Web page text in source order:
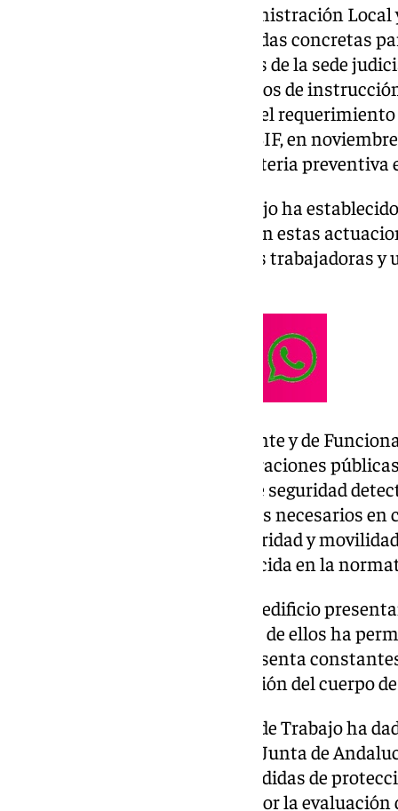
La Consejería de Justicia, Administración
Andalucía deberá adoptar medidas concretas
salud de trabajadores y usuarios de la sede
Marbella, que alberga los juzgados de
deMedicina Legal. Así lo recoge el
realizado tras la denuncia de CSIF, en
graves incumplimientos en materia preventiva
Además, la Inspección de Trabajo ha
fecha tope para que se acometan estas
la seguridad y salud de personas trabajadoras
La Central Sindical Independiente y de
representativo en las administraciones
incumplimientos en materia de seguridad
carece de los medios preventivos necesarios
medidas que garanticen la seguridad y
discapacidad funcional establecida en la
Además, los dos ascensores del edificio
funcionamiento. De hecho, uno de ellos ha
meses, mientras que el otro presenta
de forma frecuente la intervención del cuerpo
Un año después, la Inspección de Trabajo ha
a la Consejería de Justicia de la Junta de
nuevos ascensores; adoptar medidas de
pasivo en los términos fijados por la evaluación